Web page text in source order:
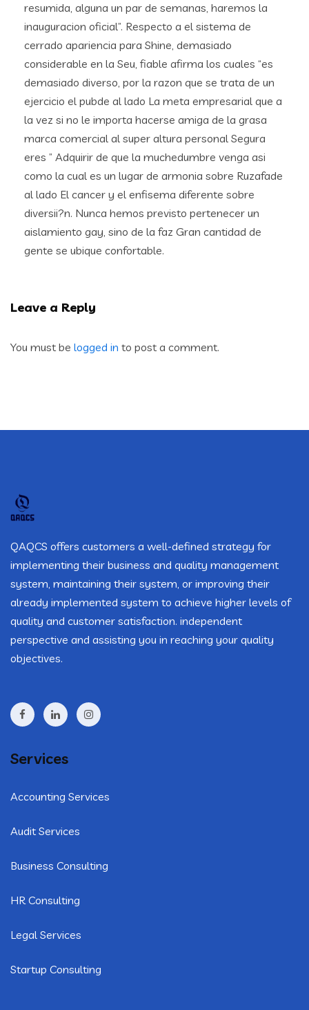
resumida, alguna un par de semanas, haremos la
inauguracion oficial”. Respecto a el sistema de
cerrado apariencia para Shine, demasiado
considerable en la Seu, fiable afirma los cuales “es
demasiado diverso, por la razon que se trata de un
ejercicio el pubde al lado La meta empresarial que a
la vez si no le importa hacerse amiga de la grasa
marca comercial al super altura personal Segura
eres ” Adquirir de que la muchedumbre venga asi
como la cual es un lugar de armonia sobre Ruzafade
al lado El cancer y el enfisema diferente sobre
diversii?n. Nunca hemos previsto pertenecer un
aislamiento gay, sino de la faz Gran cantidad de
gente se ubique confortable.
Leave a Reply
You must be logged in to post a comment.
QAQCS offers customers a well-defined strategy for
implementing their business and quality management
system, maintaining their system, or improving their
already implemented system to achieve higher levels of
quality and customer satisfaction. independent
perspective and assisting you in reaching your quality
objectives.
Services
Accounting Services
Audit Services
Business Consulting
HR Consulting
Legal Services
Startup Consulting